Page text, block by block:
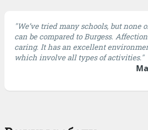
"We’ve tried many schools, but none
can be compared to Burgess.
caring. It has an excellent
which involve all types of activities."